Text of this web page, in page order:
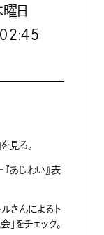
曜日
２:４６
見る。
あじわい』表
さんによるト
をチェック。